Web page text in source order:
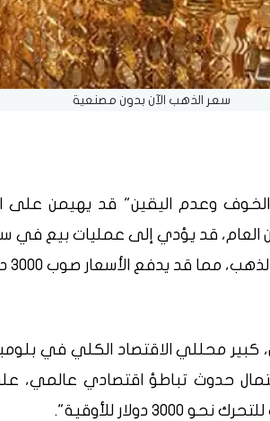
سعر الذهب الآن بدون مصنعية
وعدم اليقين" قد يهيمن على
العام، قد يؤدي إلى عمليات بيع في
قد يدفع الأسعار صوب 3000 دولار للأوقية.
محللي الاقتصاد الكلي في
حدوث تباطؤ اقتصادي عالمي،
دولار للأوقية".